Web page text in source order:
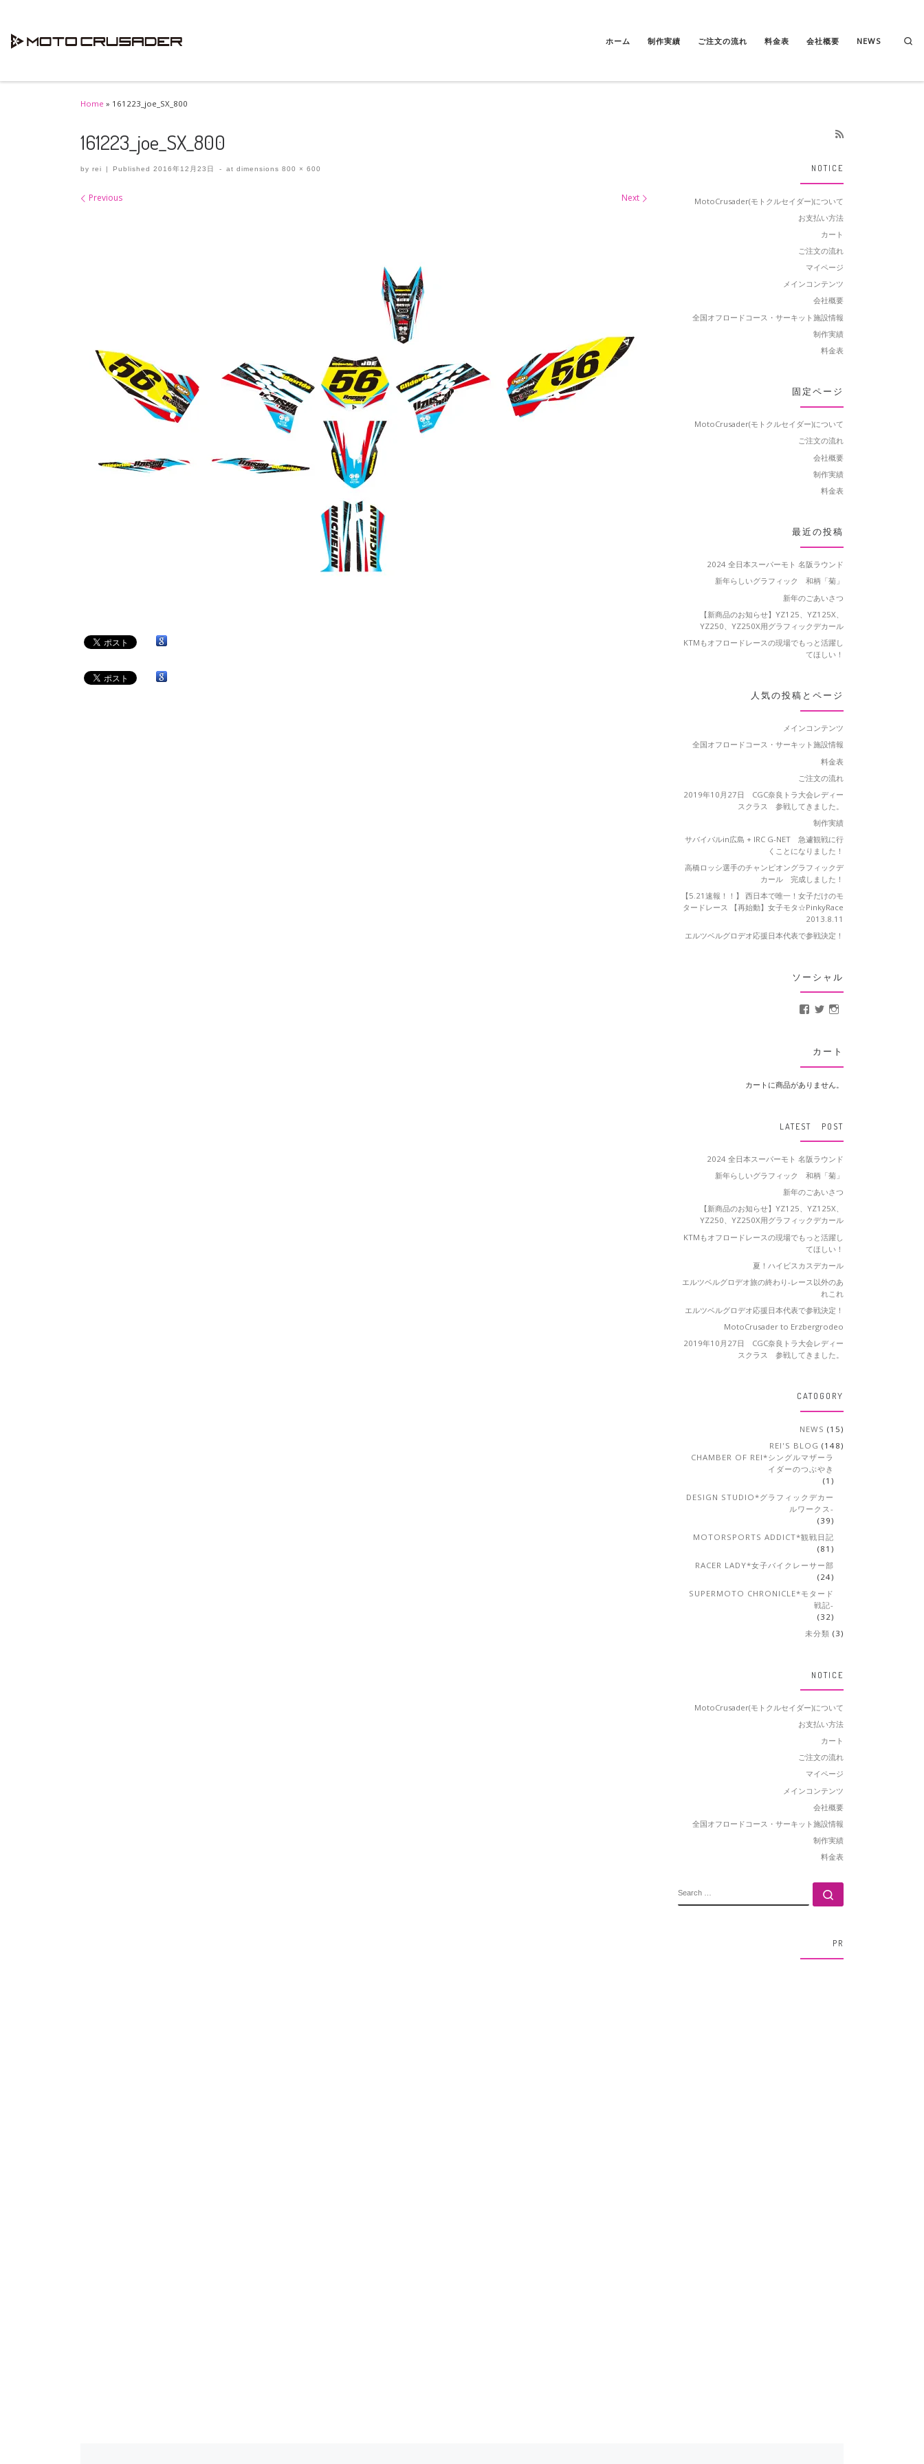
ホーム 制作実績 ご注文の流れ 料金表 会社概要 NEWS
Home » 161223_joe_SX_800
161223_joe_SX_800
by rei | Published2016年12月23日 - at dimensions 800 × 600
Images navigation
Previous Next
NOTICE
MotoCrusader(モトクルセイダー)について
お支払い方法
カート
ご注文の流れ
マイページ
メインコンテンツ
会社概要
全国オフロードコース・サーキット施設情報
制作実績
料金表
固定ページ
MotoCrusader(モトクルセイダー)について
ご注文の流れ
会社概要
制作実績
料金表
最近の投稿
2024 全日本スーパーモト 名阪ラウンド
新年らしいグラフィック 和柄「菊」
新年のごあいさつ
【新商品のお知らせ】YZ125、YZ125X、
YZ250、YZ250X用グラフィックデカール
KTMもオフロードレースの現場でもっと活躍し
てほしい！
人気の投稿とページ
メインコンテンツ
全国オフロードコース・サーキット施設情報
料金表
ご注文の流れ
2019年10月27日 CGC奈良トラ大会レディー
スクラス 参戦してきました。
制作実績
サバイバルin広島 + IRC G-NET 急遽観戦に行
くことになりました！
高橋ロッシ選手のチャンピオングラフィックデ
カール 完成しました！
【5.21速報！！】 西日本で唯一！女子だけのモ
タードレース 【再始動】女子モタ☆PinkyRace
2013.8.11
エルツベルグロデオ応援日本代表で参戦決定！
ソーシャル
MotoCrusader さんのプ
@MotoCrusader さ
カート
カートに商品がありません。
LATEST POST
2024 全日本スーパーモト 名阪ラウンド
新年らしいグラフィック 和柄「菊」
新年のごあいさつ
【新商品のお知らせ】YZ125、YZ125X、
YZ250、YZ250X用グラフィックデカール
KTMもオフロードレースの現場でもっと活躍し
てほしい！
夏！ハイビスカスデカール
エルツベルグロデオ旅の終わり-レース以外のあ
れこれ
エルツベルグロデオ応援日本代表で参戦決定！
MotoCrusader to Erzbergrodeo
2019年10月27日 CGC奈良トラ大会レディー
スクラス 参戦してきました。
CATOGORY
NEWS (15)
REI'S BLOG (148)
CHAMBER OF REI*シングルマザーラ
イダーのつぶやき
(1)
DESIGN STUDIO*グラフィックデカー
ルワークス-
(39)
MOTORSPORTS ADDICT*観戦日記
(81)
RACER LADY*女子バイクレーサー部
(24)
SUPERMOTO CHRONICLE*モタード
戦記-
(32)
未分類 (3)
NOTICE
MotoCrusader(モトクルセイダー)について
お支払い方法
カート
ご注文の流れ
マイページ
メインコンテンツ
会社概要
全国オフロードコース・サーキット施設情報
制作実績
料金表
PR